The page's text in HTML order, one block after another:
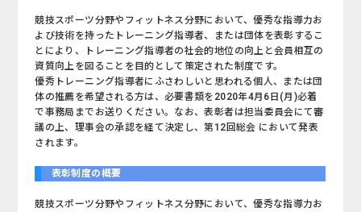
競技スポーツ分野やフィットネス分野において、優秀な指導力お
よび技術を持ったトレーニング指導者、または団体を表彰するこ
とにより、トレーニング指導者の社会的地位の向上と会員相互の
資質向上を図ることを目的として策定された制度です。
優秀トレーニング指導者にふさわしいと思われる個人、または団
体の推薦を希望される方は、必要書類を2020年4月6日(月)必着
で事務局までお送りください。なお、表彰者は担当委員会にて審
議の上、理事会の承認を経て決定し、第12回総会 において発表
されます。
表彰制度の概要
競技スポーツ分野やフィットネス分野において、優秀な指導力お